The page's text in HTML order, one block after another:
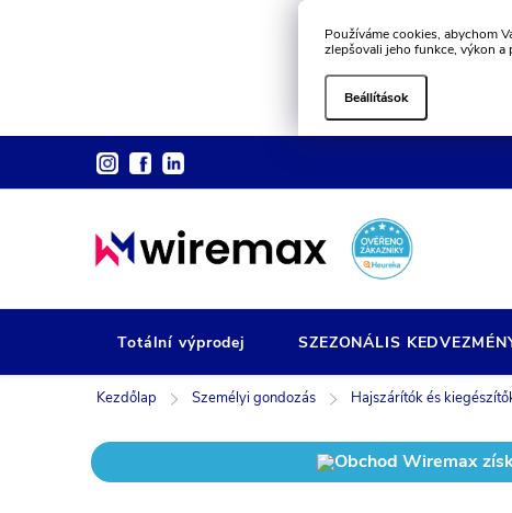
Používáme cookies, abychom
zlepšovali jeho funkce, výkon a
Beállítások
Totální výprodej SZEZONÁLIS
Kezdőlap Személyi gondozás Hajszárítók és
Obchod Wiremax